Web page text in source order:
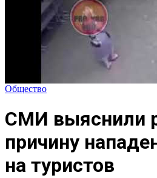
Общество
СМИ выяснили
причину
на туристов